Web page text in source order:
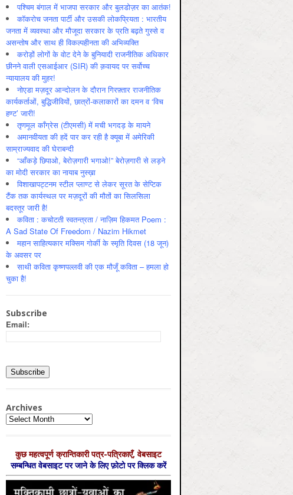
पश्चिम बंगाल में भाजपा सरकार और बुलडोज़र का आतंक!
कॉकरोच जनता पार्टी और उसकी लोकप्रियता : भारतीय
जनता में व्‍यवस्‍था और मौजूदा सरकार के प्रति बढ़ते गुस्‍से व
असन्‍तोष और साथ ही विकल्‍पहीनता की अभिव्‍यक्ति
करोड़ों लोगों के वोट देने के बुनियादी राजनीतिक अधिकार
छीनने वाली एसआईआर (SIR) की क़वायद पर सर्वोच्च
न्यायालय की मुहर!
नोएडा मज़दूर आन्दोलन के दौरान गिरफ़्तार राजनीतिक
कार्यकर्ताओं, बुद्धिजीवियों, छात्रों-कलाकारों का दमन व ‘विच
हण्ट’ जारी!
तृणमूल काँग्रेस (टीएमसी) में मची भगदड़ के मायने
अमानवीयता की हदें पार कर रही है क्यूबा में अमेरिकी
साम्राज्यवाद की घेराबन्दी
“आँकड़े छिपाओ, बेरोज़गारी भगाओ!” बेरोज़गारी से लड़ने
का मोदी सरकार का नायाब नुस्ख़ा
विशाखापट्टनम स्टील प्लाण्ट से लेकर सूरत के सेप्टिक
टैंक तक कार्यस्थल पर मज़दूरों की मौतों का सिलसिला
बदस्तूर जारी है!
कविता : कचोटती स्वतन्त्रता / नाज़िम हिकमत Poem :
A Sad State Of Freedom / Nazim Hikmet
महान साहित्यकार मक्सिम गोर्की के स्मृति दिवस (18 जून)
के अवसर पर
साथी कविता कृष्णपल्लवी की एक मौजूँ कविता – हमला हो
चुका है!
Subscribe
Email:
Archives
Archives
कुछ महत्‍वपूर्ण क्रान्तिकारी पत्र-पत्रिकाएँ, वेबसाइट
सम्‍बन्धित वेबसाइट पर जाने के लिए फ़ोटो पर क्लिक करें